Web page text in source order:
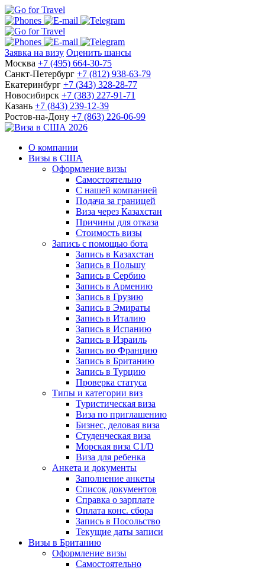
Заявка на визу Оценить шансы
Москва +7 (495) 664-30-75
Санкт-Петербург +7 (812) 938-63-79
Екатеринбург +7 (343) 328-28-77
Новосибирск +7 (383) 227-91-71
Казань +7 (843) 239-12-39
Ростов-на-Дону +7 (863) 226-06-99
О компании
Визы в США
Оформление визы
Самостоятельно
С нашей компанией
Подача за границей
Виза через Казахстан
Причины для отказа
Стоимость визы
Запись с помощью бота
Запись в Казахстан
Запись в Польшу
Запись в Сербию
Запись в Армению
Запись в Грузию
Запись в Эмираты
Запись в Италию
Запись в Испанию
Запись в Израиль
Запись во Францию
Запись в Британию
Запись в Турцию
Проверка статуса
Типы и категории виз
Туристическая виза
Виза по приглашению
Бизнес, деловая виза
Студенческая виза
Морская виза C1/D
Виза для ребенка
Анкета и документы
Заполнение анкеты
Список документов
Справка о зарплате
Оплата конс. сбора
Запись в Посольство
Текущие даты записи
Визы в Британию
Оформление визы
Самостоятельно